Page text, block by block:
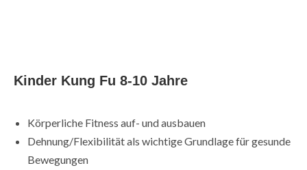
Kinder Kung Fu 8-10 Jahre
Körperliche Fitness auf- und ausbauen
Dehnung/Flexibilität als wichtige Grundlage für gesunde
Bewegungen